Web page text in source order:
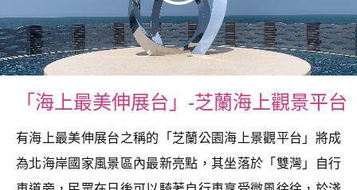
「海上最美伸展台」-芝蘭海上觀景平台
有海上最美伸展台之稱的「芝蘭公園海上景觀平台」將成
為北海岸國家風景區內最新亮點，其坐落於「雙灣」自行